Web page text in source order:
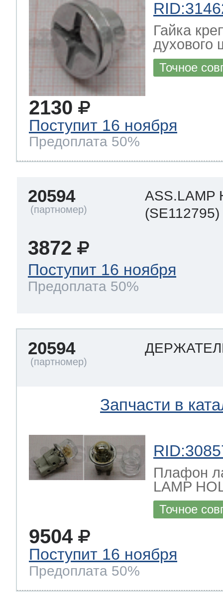
Гайка
духового
Точное
2130
Поступит 16 ноября
Предоплата 50%
20594
ASS.LAMP
(SE112795)
3872
Поступит 16 ноября
Предоплата 50%
20594
Запчасти в
Плафон
LAMP
Точное
9504
Поступит 16 ноября
Предоплата 50%